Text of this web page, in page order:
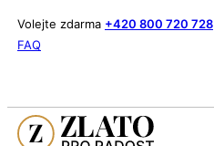
Volejte zdarma +420 800 720 728
FAQ